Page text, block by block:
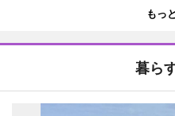
もっ
暮ら